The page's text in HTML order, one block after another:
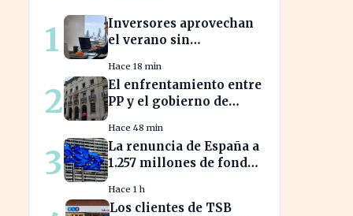
1
Inversores aprovechan
el verano sin
Bankinter: ahorros
significativos en bolsa
internacional
Hace 18 min
2
El enfrentamiento entre
PP y el gobierno de
fiscal local
Hace 48 min
3
La renuncia de España a
1.257 millones de fondos
proyectos clave
Hace 1 h
Los clientes de TSB